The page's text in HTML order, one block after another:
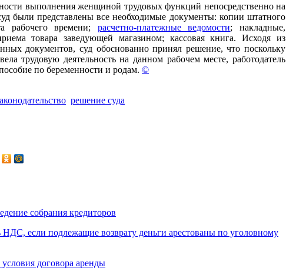
выполнения женщиной трудовых функций непосредственно на
были представлены все необходимые документы: копии штатного
рабочего времени; расчетно-платежные ведомости; накладные,
товара заведующей магазином; кассовая книга. Исходя из
документов, суд обоснованно принял решение, что поскольку
трудовую деятельность на данном рабочем месте, работодатель
по беременности и родам. ©
решение суда
собрания кредиторов
НДС, если подлежащие возврату деньги арестованы по уголовному
договора аренды